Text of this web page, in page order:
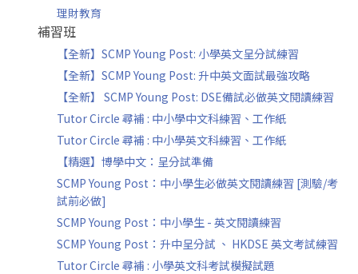
理財教育
補習班
【全新】SCMP Young Post: 小學英文呈分試練習
【全新】SCMP Young Post: 升中英文面試最強攻略
【全新】 SCMP Young Post: DSE備試必做英文閱讀練習
Tutor Circle 尋補 : 中小學中文科練習、工作紙
Tutor Circle 尋補 : 中小學英文科練習、工作紙
【精選】博學中文：呈分試準備
SCMP Young Post：中小學生必做英文閱讀練習 [測驗/考
試前必做]
SCMP Young Post：中小學生 - 英文閱讀練習
SCMP Young Post：升中呈分試 、 HKDSE 英文考試練習
Tutor Circle 尋補 : 小學英文科考試模擬試題